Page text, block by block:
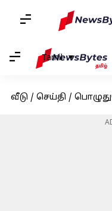
Tamil
வீடு / செய்தி /